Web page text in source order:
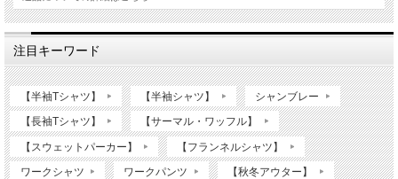
OG(オリーブグリーン)
サイズ
・29～34、36インチ
・股下L30、実寸73～75センチ程です。
仕様
・メタルトップボタン
・レッドジッパー
・ブランドラベル
■サイズ
ウエスト内
周
股上 ワタリ 裾幅
注目キーワード
【半袖Tシャツ】 【半袖シャツ】 シャンブレー
【長袖Tシャツ】 【サーマル・ワッフル】
【スウェットパーカー】 【フランネルシャツ】
ワークシャツ ワークパンツ 【秋冬アウター】